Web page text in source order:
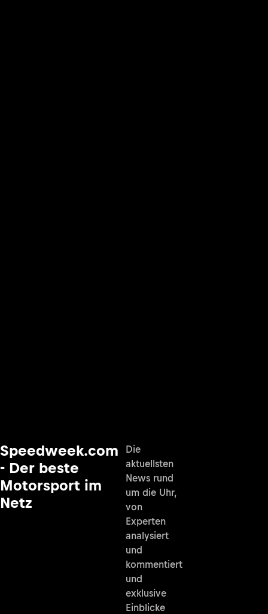
Speedweek.com
- Der beste
Motorsport im
Netz
Die
aktuellsten
News rund
um die Uhr,
von
Experten
analysiert
und
kommentiert
und
exklusive
Einblicke